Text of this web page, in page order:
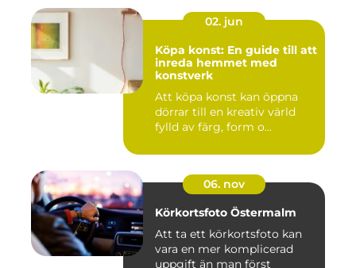
02. jun
Köpa konst: En guide till att
inreda hemmet med
konstverk
Att köpa konst kan öppna
dörrar till en kreativ värld
fylld av färg, form o...
06. nov
Körkortsfoto Östermalm
Att ta ett körkortsfoto kan
vara en mer komplicerad
uppgift än man först